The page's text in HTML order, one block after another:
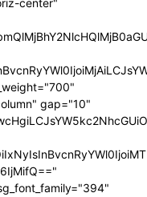
center"
gap="10"